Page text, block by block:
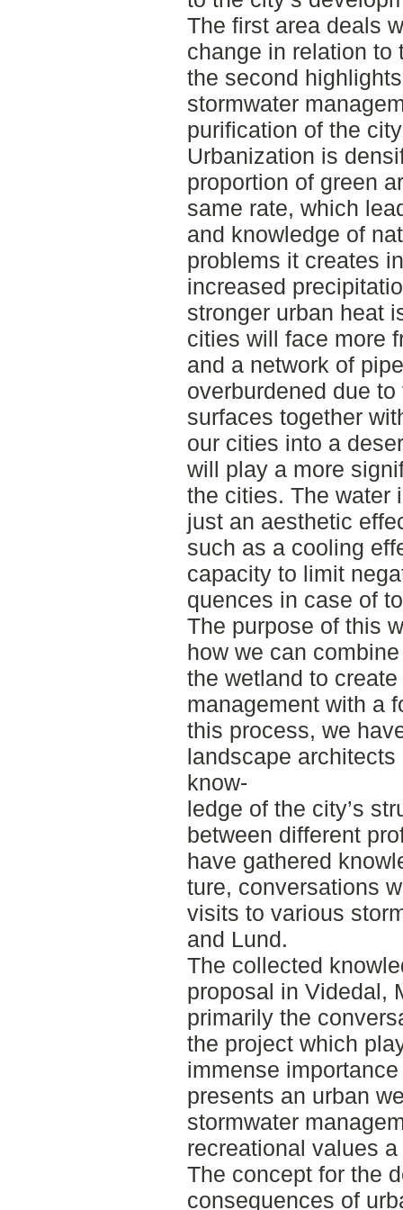
The first area deals
change in relation to
the second
stormwater
purification of the
Urbanization is
proportion of green
same rate, which
and knowledge of
problems it creates
increased
stronger urban heat
cities will face more
and a network of
overburdened due
surfaces together
our cities into a
will play a more
the cities. The water
just an aesthetic
such as a cooling
capacity to limit
quences in case of
The purpose of this
how we can
the wetland to
management with a
this process, we
landscape
know-
ledge of the city’s
between different
have gathered
ture, conversations
visits to various
and Lund.
The collected
proposal in Videdal,
primarily the
the project which
immense
presents an urban
stormwater
recreational values
The concept for the
consequences of